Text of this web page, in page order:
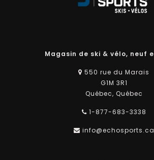
Magasin de ski & vélo, neuf
550 rue du Marais
G1M 3R1
Québec, Québec
1-877-683-3338
info@echosports.ca